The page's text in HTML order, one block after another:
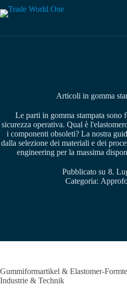
al
Articoli in gomma
Le parti in gomma stampata sono
sicurezza operativa. Qual è
i componenti obsoleti? La nostra
dalla selezione dei materiali e dei
engineering per la massima
Pubblicato su 8.
Categoria:
Gummiformartikel & Elastomer-
Industrie & Technik